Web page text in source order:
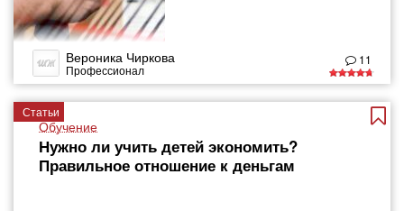
Вероника Чиркова
Профессионал
11
Статьи
Обучение
Нужно ли учить детей экономить?
Правильное отношение к деньгам